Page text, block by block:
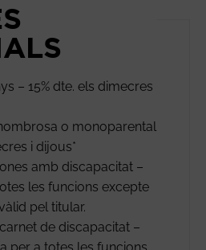
– 15% dte. els dimecres
o monoparental
i dijous*
amb discapacitat –
les funcions excepte
pel titular.
de discapacitat –